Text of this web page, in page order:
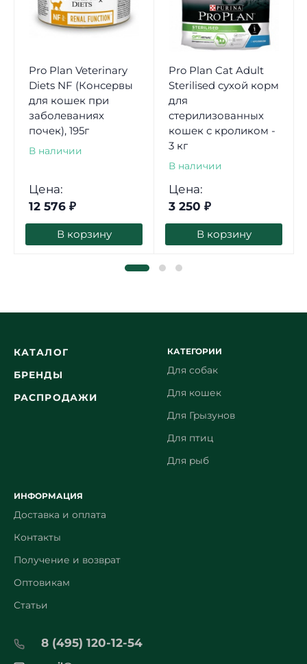
Pro Plan Veterinary
Diets NF (Консервы
для кошек при
заболеваниях
почек), 195г
В наличии
Цена:
12 576 ₽
В корзину
Pro Plan Cat Adult
Sterilised сухой корм
для
стерилизованных
кошек с кроликом -
3 кг
В наличии
Цена:
3 250 ₽
В корзину
КАТАЛОГ
БРЕНДЫ
РАСПРОДАЖИ
КАТЕГОРИИ
Для собак
Для кошек
Для Грызунов
Для птиц
Для рыб
ИНФОРМАЦИЯ
Доставка и оплата
Контакты
Получение и возврат
Оптовикам
Статьи
8 (495) 120-12-54